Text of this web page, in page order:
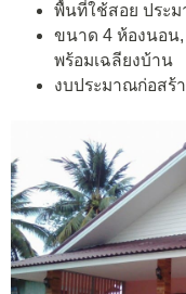
พื้นที่ใช้สอย ประม
ขนาด 4 ห้องนอน,
พร้อมเฉลียงบ้าน
งบประมาณก่อสร้